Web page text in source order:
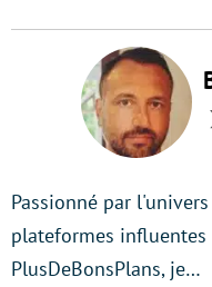
Passionné par
plateformes influentes
PlusDeBonsPlans, je…